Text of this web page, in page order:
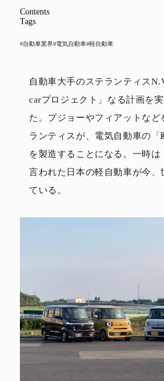
Contents
Tags
#自動車業界#電気自動車#軽自動車
自動車大手のステランティス
carプロジェクト」なる計画を
た。プジョーやフィアットなど
ランティスが、電気自動車の「
を製造することになる。一時は
言われた日本の軽自動車が今、
ている。